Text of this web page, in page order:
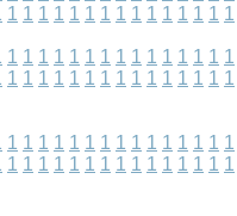
1 1 1 1 1 1 1 1 1 1 1 1 1 1 1
1 1 1 1 1 1 1 1 1 1 1 1 1 1 1
1 1 1 1 1 1 1 1 1 1 1 1 1 1 1
1 1 1 1 1 1 1 1 1 1 1 1 1 1 1
1 1 1 1 1 1 1 1 1 1 1 1 1 1 1